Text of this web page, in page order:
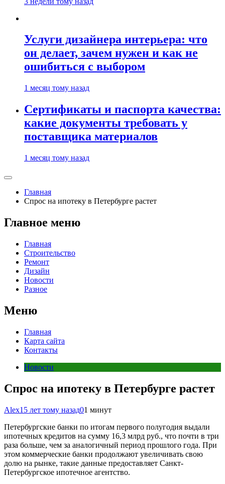
Услуги дизайнера интерьера: что
он делает, зачем нужен и как не
ошибиться с выбором
1 месяц тому назад
Сертификаты и паспорта качества:
какие документы требовать у
поставщика материалов
1 месяц тому назад
Главная
Спрос на ипотеку в Петербурге растет
Главное меню
Главная
Строительство
Ремонт
Дизайн
Новости
Разное
Меню
Главная
Карта сайта
Контакты
Новости
Спрос на ипотеку в Петербурге растет
Alex15 лет тому назад01 минут
Петербургские банки по итогам первого полугодия выдали
ипотечных кредитов на сумму 16,3 млрд руб., что почти в три
раза больше, чем за аналогичный период прошлого года. При
этом коммерческие банки продолжают увеличивать свою
долю на рынке, такие данные предоставляет Санкт-
Петербургское ипотечное агентство.